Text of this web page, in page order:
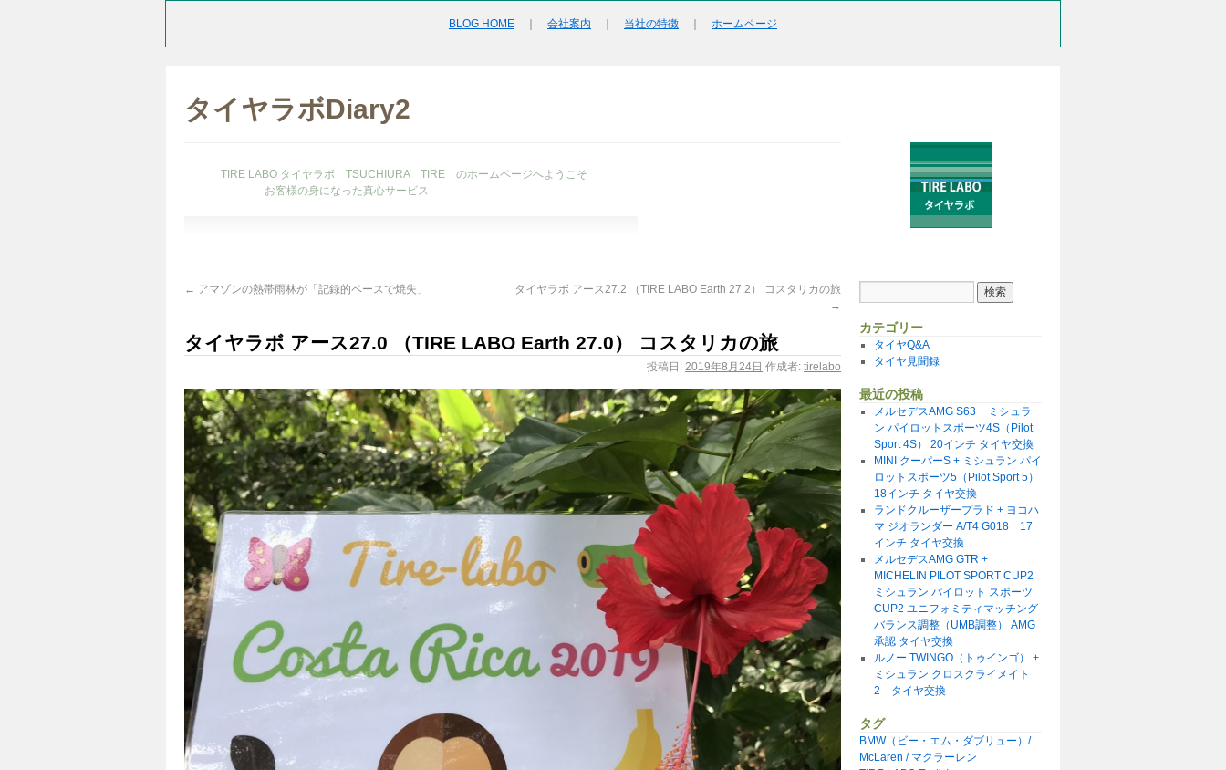
BLOG HOME 会社案内 当社の特徴 ホームページ
タイヤラボDiary2
TIRE LABO タイヤラボ TSUCHIURA TIRE のホームページへようこそ
お客様の身になった真心サービス
← アマゾンの熱帯雨林が「記録的ペースで焼失」
タイヤラボ アース27.2 （TIRE LABO Earth 27.2） コスタリカの旅
→
タイヤラボ アース27.0 （TIRE LABO Earth 27.0） コスタリカの旅
投稿日: 2019年8月24日 作成者: tirelabo
カテゴリー
タイヤQ&A
タイヤ見聞録
最近の投稿
メルセデスAMG S63 + ミシュラ
ン パイロットスポーツ4S（Pilot
Sport 4S） 20インチ タイヤ交換
MINI クーパーS + ミシュラン パイ
ロットスポーツ5（Pilot Sport 5）
18インチ タイヤ交換
ランドクルーザープラド + ヨコハ
マ ジオランダー A/T4 G018 17
インチ タイヤ交換
メルセデスAMG GTR +
MICHELIN PILOT SPORT CUP2
ミシュラン パイロット スポーツ
CUP2 ユニフォミティマッチング
バランス調整（UMB調整） AMG
承認 タイヤ交換
ルノー TWINGO（トゥインゴ） +
ミシュラン クロスクライメイト
2 タイヤ交換
タグ
BMW（ビー・エム・ダブリュー）/
McLaren / マクラーレン